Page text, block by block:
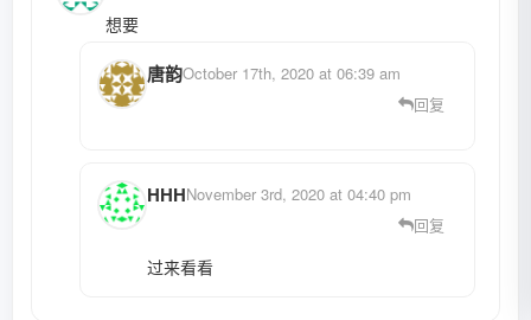
想要
唐韵October 17th, 2020 at 06:39 am
回复
HHHNovember 3rd, 2020 at 04:40 pm
回复
过来看看